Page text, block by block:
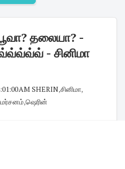
தலையா? -
- சினிமா
AM SHERIN,சினிமா,
,ஷெரின்